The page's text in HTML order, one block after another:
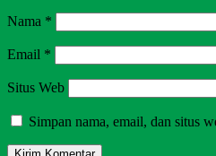
Nama *
Email *
Situs Web
Simpan nama, email, dan situs